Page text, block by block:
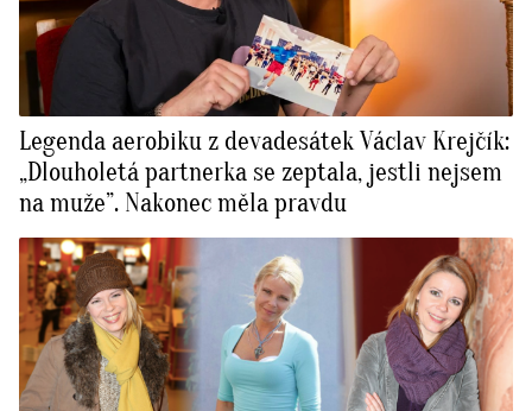
Legenda aerobiku z devadesátek Václav Krejčík:
„Dlouholetá partnerka se zeptala, jestli nejsem
na muže”. Nakonec měla pravdu